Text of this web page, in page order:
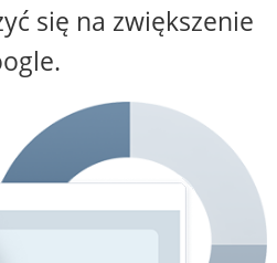
się na zwiększenie